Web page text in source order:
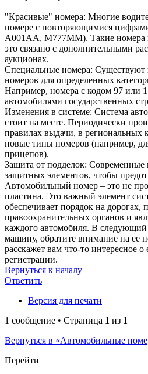
"Красивые" номера: Многие
номере с повторяющимися
А001АА, М777ММ). Такие номера
это связано с дополнительными
аукционах.
Специальные номера: Существуют
номеров для определенных
Например, номера с кодом 97 или
автомобилями государственных
Изменения в системе: Система
стоит на месте. Периодически
правилах выдачи, в региональных
новые типы номеров (например,
прицепов).
Защита от подделок:
защитных элементов, чтобы
Автомобильный номер – это не
пластина. Это важный элемент
обеспечивает порядок на дорогах,
правоохранительных органов и
каждого автомобиля. В следующий
машину, обратите внимание на ее
расскажет вам что-то интересное о
регистрации.
Вернуться к началу
Ответить
Версия для печати
1 сообщение • Страница 1 из 1
Вернуться в «Автомобильные
Перейти